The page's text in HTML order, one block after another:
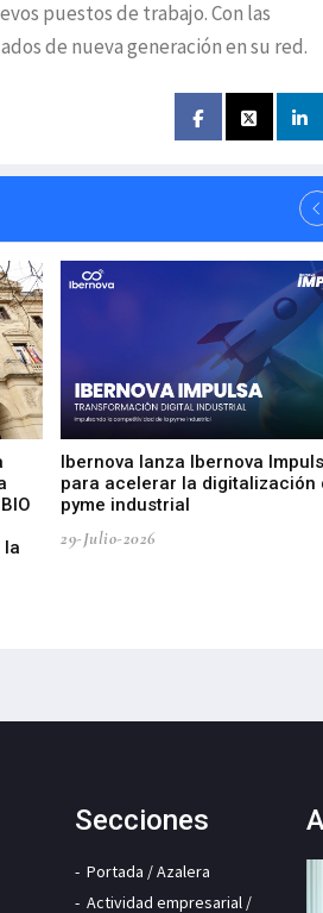
puestos de trabajo. Con las
de nueva generación en su red.
la
Ibernova lanza Ibernova
para acelerar la digitalización
pyme industrial
29-Julio-2026
Secciones
Portada / Azalera
Actividad empresarial /